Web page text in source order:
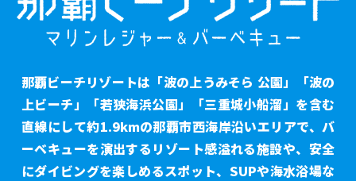
那覇ビーチリゾートは「波の上うみそら 公園」「波の
上ビーチ」「若狭海浜公園」「三重城小船溜」を含む
直線にして約1.9kmの那覇市西海岸沿いエリアで、バ
ーベキューを演出するリゾート感溢れる施設や、安全
にダイビングを楽しめるスポット、SUPや海水浴場な